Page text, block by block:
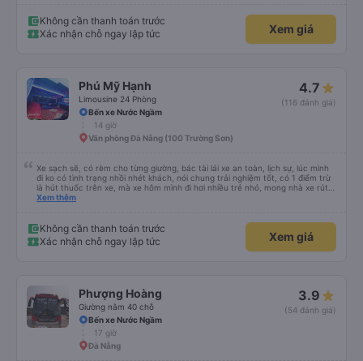
Không cần thanh toán trước
Xác nhận chỗ ngay lập tức
Xem giá
Phú Mỹ Hạnh
Limousine 24 Phòng
4.7
(116 đánh giá)
Bến xe Nước Ngầm
14 giờ
Văn phòng Đà Nẵng (100 Trường Sơn)
Xe sạch sẽ, có rèm cho từng giường, bác tài lái xe an toàn, lịch sự, lúc mình
đi ko có tình trạng nhồi nhét khách, nói chung trải nghiệm tốt, có 1 điểm trừ
là hút thuốc trên xe, mà xe hôm mình đi hơi nhiều trẻ nhỏ, mong nhà xe rút
kinh nghiệm khi đọc đc bình luận này
Xem thêm
Không cần thanh toán trước
Xác nhận chỗ ngay lập tức
Xem giá
Phượng Hoàng
Giường nằm 40 chỗ
3.9
(54 đánh giá)
Bến xe Nước Ngầm
17 giờ
Đà Nẵng